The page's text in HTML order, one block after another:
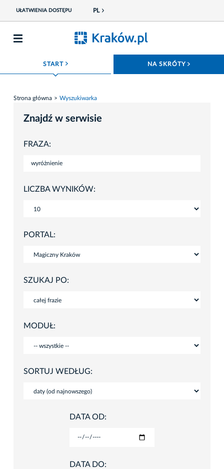
UŁATWIENIA DOSTĘPU PL
START ROZWIŃ MENU NA SKRÓTY
Strona główna Wyszukiwarka
Znajdź w serwisie
FRAZA:
LICZBA WYNIKÓW:
PORTAL:
SZUKAJ PO:
MODUŁ:
SORTUJ WEDŁUG:
DATA OD:
DATA DO: